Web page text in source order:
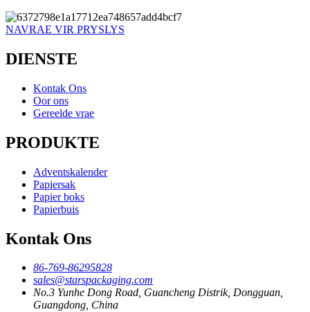
NAVRAE VIR PRYSLYS
DIENSTE
Kontak Ons
Oor ons
Gereelde vrae
PRODUKTE
Adventskalender
Papiersak
Papier boks
Papierbuis
Kontak Ons
86-769-86295828
sales@starspackaging.com
No.3 Yunhe Dong Road, Guancheng Distrik, Dongguan,
Guangdong, China